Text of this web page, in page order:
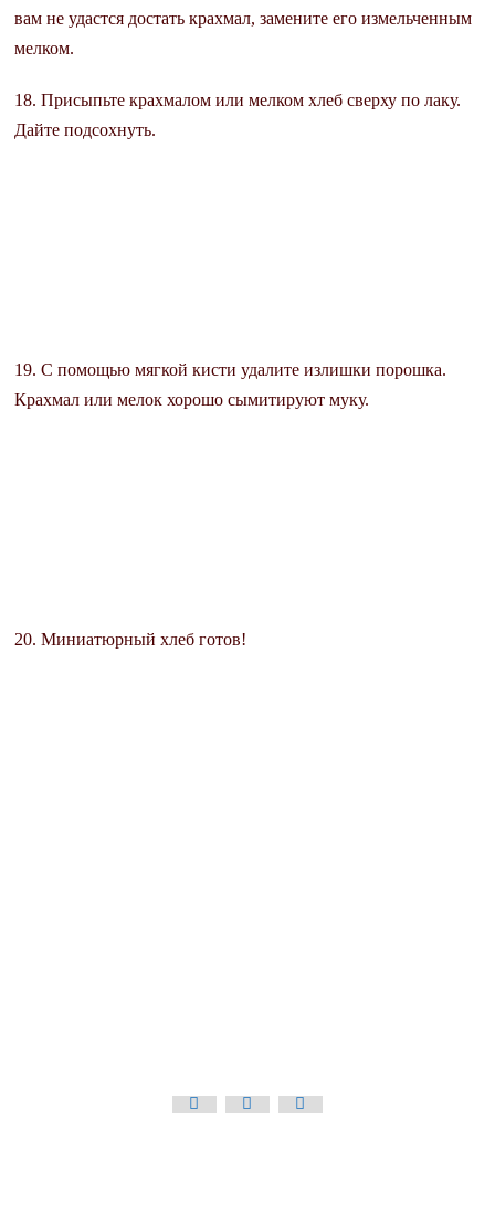
вам не удастся достать крахмал, замените его измельченным
мелком.
18. Присыпьте крахмалом или мелком хлеб сверху по лаку.
Дайте подсохнуть.
19. С помощью мягкой кисти удалите излишки порошка.
Крахмал или мелок хорошо сымитируют муку.
20. Миниатюрный хлеб готов!